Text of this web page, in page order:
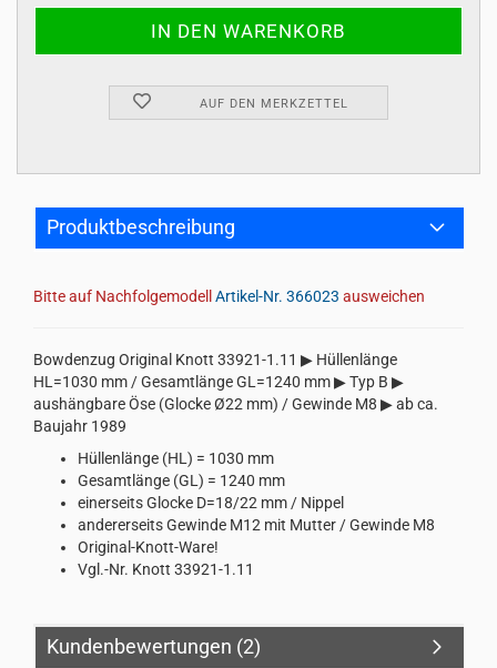
AUF DEN MERKZETTEL
Produktbeschreibung
Bitte auf Nachfolgemodell Artikel-Nr. 366023 ausweichen
Bowdenzug Original Knott 33921-1.11 ▶ Hüllenlänge
HL=1030 mm / Gesamtlänge GL=1240 mm ▶ Typ B ▶
aushängbare Öse (Glocke Ø22 mm) / Gewinde M8 ▶ ab ca.
Baujahr 1989
Hüllenlänge (HL) = 1030 mm
Gesamtlänge (GL) = 1240 mm
einerseits Glocke D=18/22 mm / Nippel
andererseits Gewinde M12 mit Mutter / Gewinde M8
Original-Knott-Ware!
Vgl.-Nr. Knott 33921-1.11
Kundenbewertungen (2)